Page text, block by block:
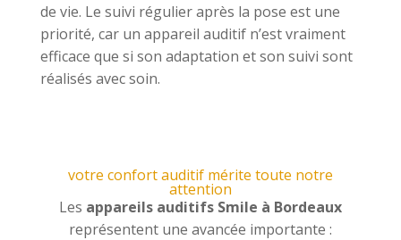
de vie. Le suivi régulier après la pose est une
priorité, car un appareil auditif n’est vraiment
efficace que si son adaptation et son suivi sont
réalisés avec soin.
votre confort auditif mérite toute notre
attention
Les appareils auditifs Smile à Bordeaux
représentent une avancée importante :